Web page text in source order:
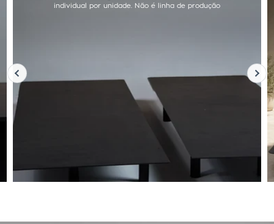
individual por unidade. Não é linha de produção